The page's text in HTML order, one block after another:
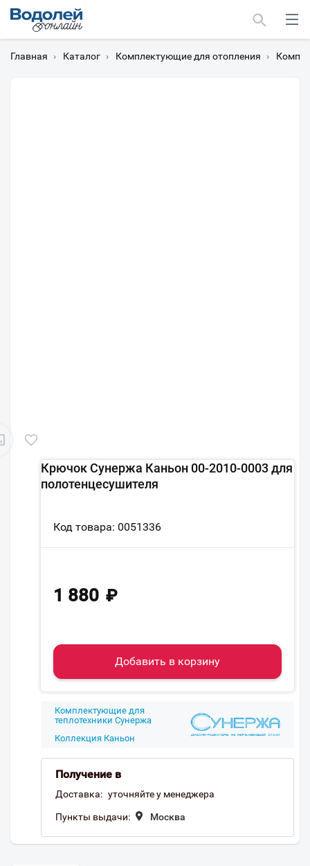
Главная › Каталог › Комплектующие для отопления ›
Крючок Сунержа Каньон 00-2010-0003 для
полотенцесушителя
Код товара: 0051336
1 880 ₽
Добавить в корзину
Комплектующие для
теплотехники Сунержа
Коллекция Каньон
Получение в
Доставка: уточняйте у менеджера
Пункты выдачи: Москва